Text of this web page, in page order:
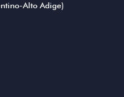
Alto Adige)